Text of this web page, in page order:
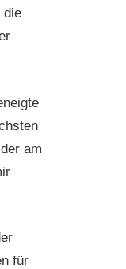
die
am
für